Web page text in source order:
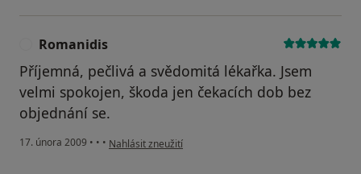
Romanidis
Příjemná, pečlivá a svědomitá lékařka. Jsem
velmi spokojen, škoda jen čekacích dob bez
objednání se.
17. února 2009 • • • podle názoru uživatele Romanidis
Nahlásit zneužití